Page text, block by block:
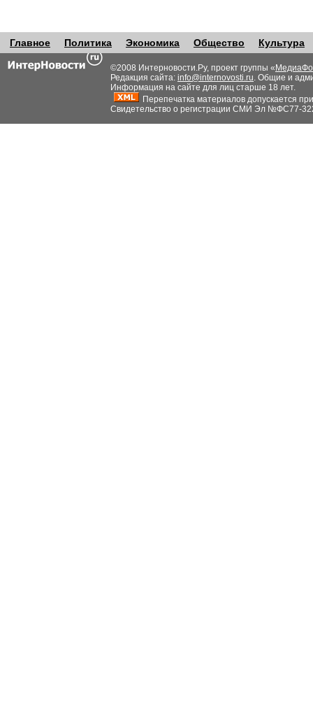
Главное Политика Экономика Общество Культура
©2008 Интерновости.Ру, проект группы «
Редакция сайта: info@internovosti.ru. Общие и
Информация на сайте для лиц старше 18 лет.
Перепечатка материалов допускается
Свидетельство о регистрации СМИ Эл №ФС77-